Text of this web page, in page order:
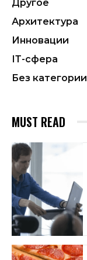
Другое
Архитектура
Инновации
ІТ-сфера
Без категории
MUST READ